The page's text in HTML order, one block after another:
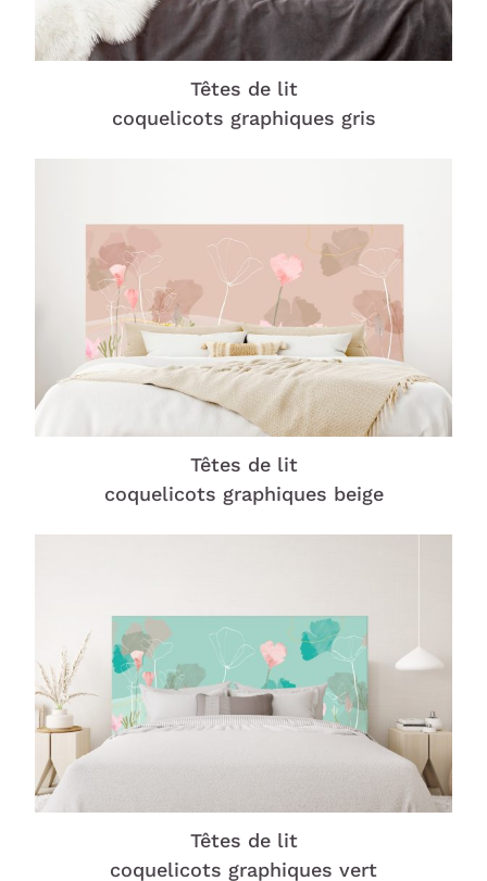
Têtes de lit
coquelicots graphiques gris
Têtes de lit
coquelicots graphiques beige
Têtes de lit
coquelicots graphiques vert